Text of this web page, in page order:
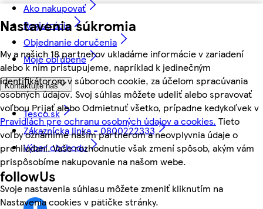
Nastavenia súkromia
My a našich 18 partnerov ukladáme informácie v zariadení
alebo k nim pristupujeme, napríklad k jedinečným
identifikátorom v súboroch cookie, za účelom spracúvania
osobných údajov. Svoj súhlas môžete udeliť alebo spravovať
voľbou Prijať alebo Odmietnuť všetko, prípadne kedykoľvek v
Pravidlách pre ochranu osobných údajov a cookies. Tieto
voľby oznámime našim partnerom a neovplyvnia údaje o
prehliadaní. Vaše rozhodnutie však zmení spôsob, akým vám
prispôsobíme nakupovanie na našom webe.
Svoje nastavenia súhlasu môžete zmeniť kliknutím na
Nastavenia cookies v pätičke stránky.
Ako nakupovať
Registrácia
Objednanie doručenia
Moje obľúbené
Kontaktujte nás
Tesco.sk
Zákaznícka linka - 0800222333
Výber obchodu
followUs